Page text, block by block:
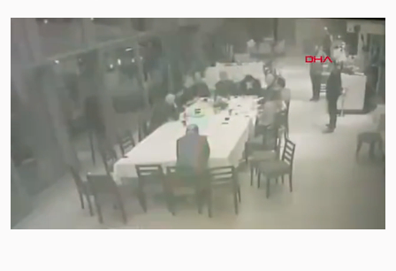
31.22%